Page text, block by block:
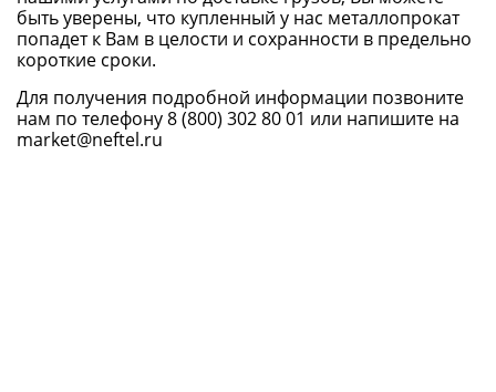
быть уверены, что купленный у нас металлопрокат
попадет к Вам в целости и сохранности в предельно
короткие сроки.
Для получения подробной информации позвоните
нам по телефону8 (800) 302 80 01 или напишите на
market@neftel.ru